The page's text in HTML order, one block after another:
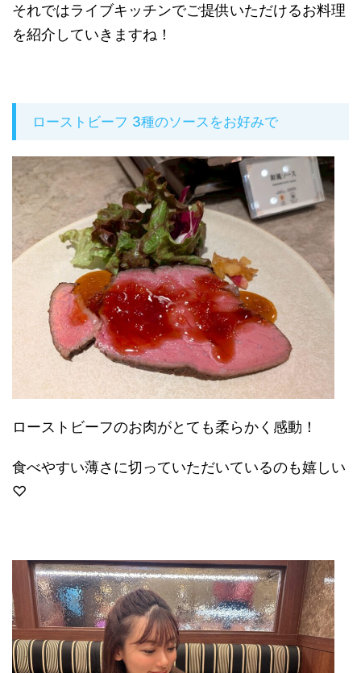
それではライブキッチンでご提供いただけるお料理
を紹介していきますね！
ローストビーフ 3種のソースをお好みで
ローストビーフのお肉がとても柔らかく感動！
食べやすい薄さに切っていただいているのも嬉しい
♡